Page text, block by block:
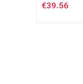
€39.56